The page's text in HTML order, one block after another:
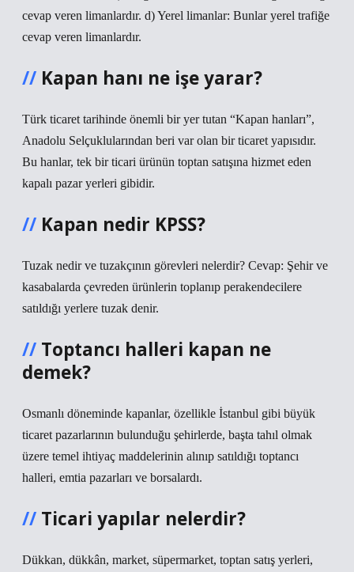
cevap veren limanlardır. d) Yerel limanlar: Bunlar yerel trafiğe
cevap veren limanlardır.
Kapan hanı ne işe yarar?
Türk ticaret tarihinde önemli bir yer tutan “Kapan hanları”,
Anadolu Selçuklularından beri var olan bir ticaret yapısıdır.
Bu hanlar, tek bir ticari ürünün toptan satışına hizmet eden
kapalı pazar yerleri gibidir.
Kapan nedir KPSS?
Tuzak nedir ve tuzakçının görevleri nelerdir? Cevap: Şehir ve
kasabalarda çevreden ürünlerin toplanıp perakendecilere
satıldığı yerlere tuzak denir.
Toptancı halleri kapan ne
demek?
Osmanlı döneminde kapanlar, özellikle İstanbul gibi büyük
ticaret pazarlarının bulunduğu şehirlerde, başta tahıl olmak
üzere temel ihtiyaç maddelerinin alınıp satıldığı toptancı
halleri, emtia pazarları ve borsalardı.
Ticari yapılar nelerdir?
Dükkan, dükkân, market, süpermarket, toptan satış yerleri,